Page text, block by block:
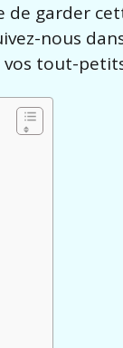
de garder
nous
vos tout-